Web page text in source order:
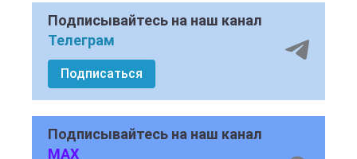
Подписывайтесь на наш канал
Телеграм
Подписаться
Подписывайтесь на наш канал
MAX